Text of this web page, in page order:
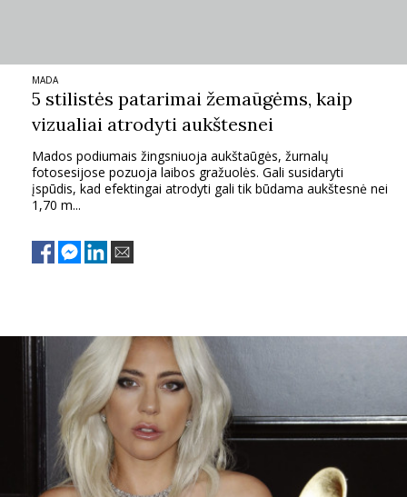
MADA
5 stilistės patarimai žemaūgėms, kaip
vizualiai atrodyti aukštesnei
Mados podiumais žingsniuoja aukštaūgės, žurnalų
fotosesijose pozuoja laibos gražuolės. Gali susidaryti
įspūdis, kad efektingai atrodyti gali tik būdama aukštesnė nei
1,70 m...